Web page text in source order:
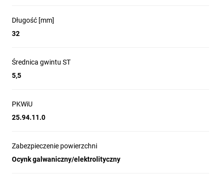
Długość [mm]
32
Średnica gwintu ST
5,5
PKWiU
25.94.11.0
Zabezpieczenie powierzchni
Ocynk galwaniczny/elektrolityczny